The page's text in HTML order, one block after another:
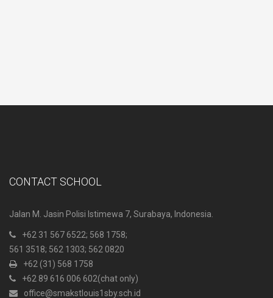
CONTACT SCHOOL
Jalan M. Jasin Polisi Istimewa 7, Surabaya, Indonesia.
+62 31 567 6522; 568 1758;
561 3518; 562 1303; 562 0820
+62 (31) 568 1758
+62 89 616 006 602(chat only)
office@smakstlouis1sby.sch.id